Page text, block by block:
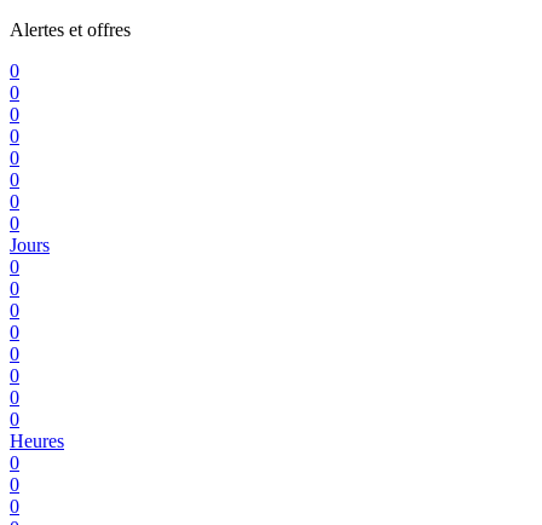
Alertes et offres
0
0
0
0
0
0
0
0
Jours
0
0
0
0
0
0
0
0
Heures
0
0
0